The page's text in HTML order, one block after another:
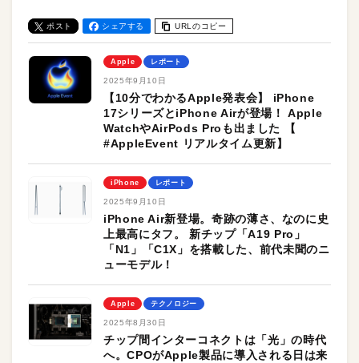
ポスト シェアする URLのコピー
Apple レポート
2025年9月10日
【10分でわかるApple発表会】 iPhone
17シリーズとiPhone Airが登場！ Apple
WatchやAirPods Proも出ました 【
#AppleEvent リアルタイム更新】
iPhone レポート
2025年9月10日
iPhone Air新登場。奇跡の薄さ、なのに史
上最高にタフ。 新チップ「A19 Pro」
「N1」「C1X」を搭載した、前代未聞のニ
ューモデル！
Apple テクノロジー
2025年8月30日
チップ間インターコネクトは「光」の時代
へ。CPOがApple製品に導入される日は来